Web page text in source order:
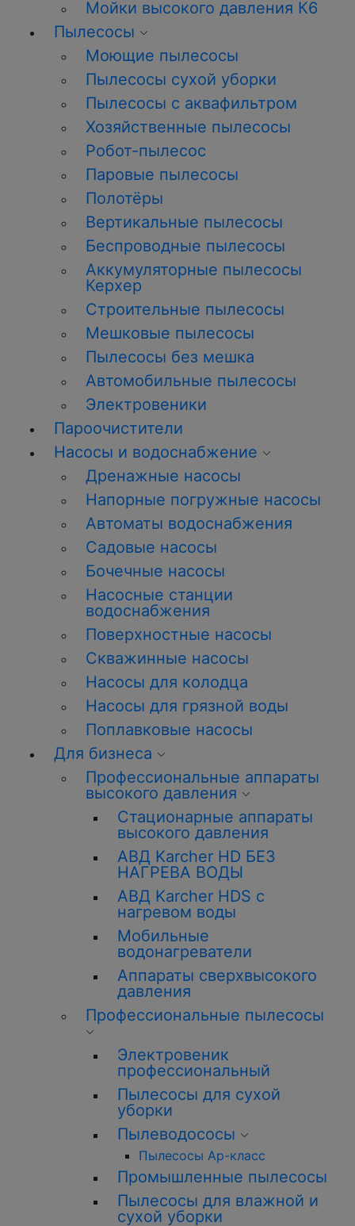
Мойки высокого давления К6
Пылесосы
Моющие пылесосы
Пылесосы сухой уборки
Пылесосы с аквафильтром
Хозяйственные пылесосы
Робот-пылесос
Паровые пылесосы
Полотёры
Вертикальные пылесосы
Беспроводные пылесосы
Аккумуляторные пылесосы
Керхер
Строительные пылесосы
Мешковые пылесосы
Пылесосы без мешка
Автомобильные пылесосы
Электровеники
Пароочистители
Насосы и водоснабжение
Дренажные насосы
Напорные погружные насосы
Автоматы водоснабжения
Садовые насосы
Бочечные насосы
Насосные станции
водоснабжения
Поверхностные насосы
Скважинные насосы
Насосы для колодца
Насосы для грязной воды
Поплавковые насосы
Для бизнеса
Профессиональные аппараты
высокого давления
Стационарные аппараты
высокого давления
АВД Karcher HD БЕЗ
НАГРЕВА ВОДЫ
АВД Karcher HDS с
нагревом воды
Мобильные
водонагреватели
Аппараты сверхвысокого
давления
Профессиональные пылесосы
Электровеник
профессиональный
Пылесосы для сухой
уборки
Пылеводососы
Пылесосы Ар-класс
Промышленные пылесосы
Пылесосы для влажной и
сухой уборки